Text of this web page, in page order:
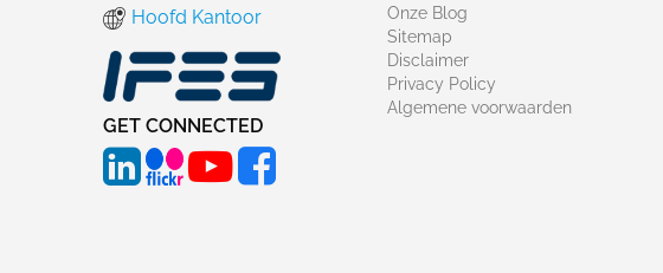
Hoofd Kantoor
GET CONNECTED
Onze Blog
Sitemap
Disclaimer
Privacy Policy
Algemene voorwaarden